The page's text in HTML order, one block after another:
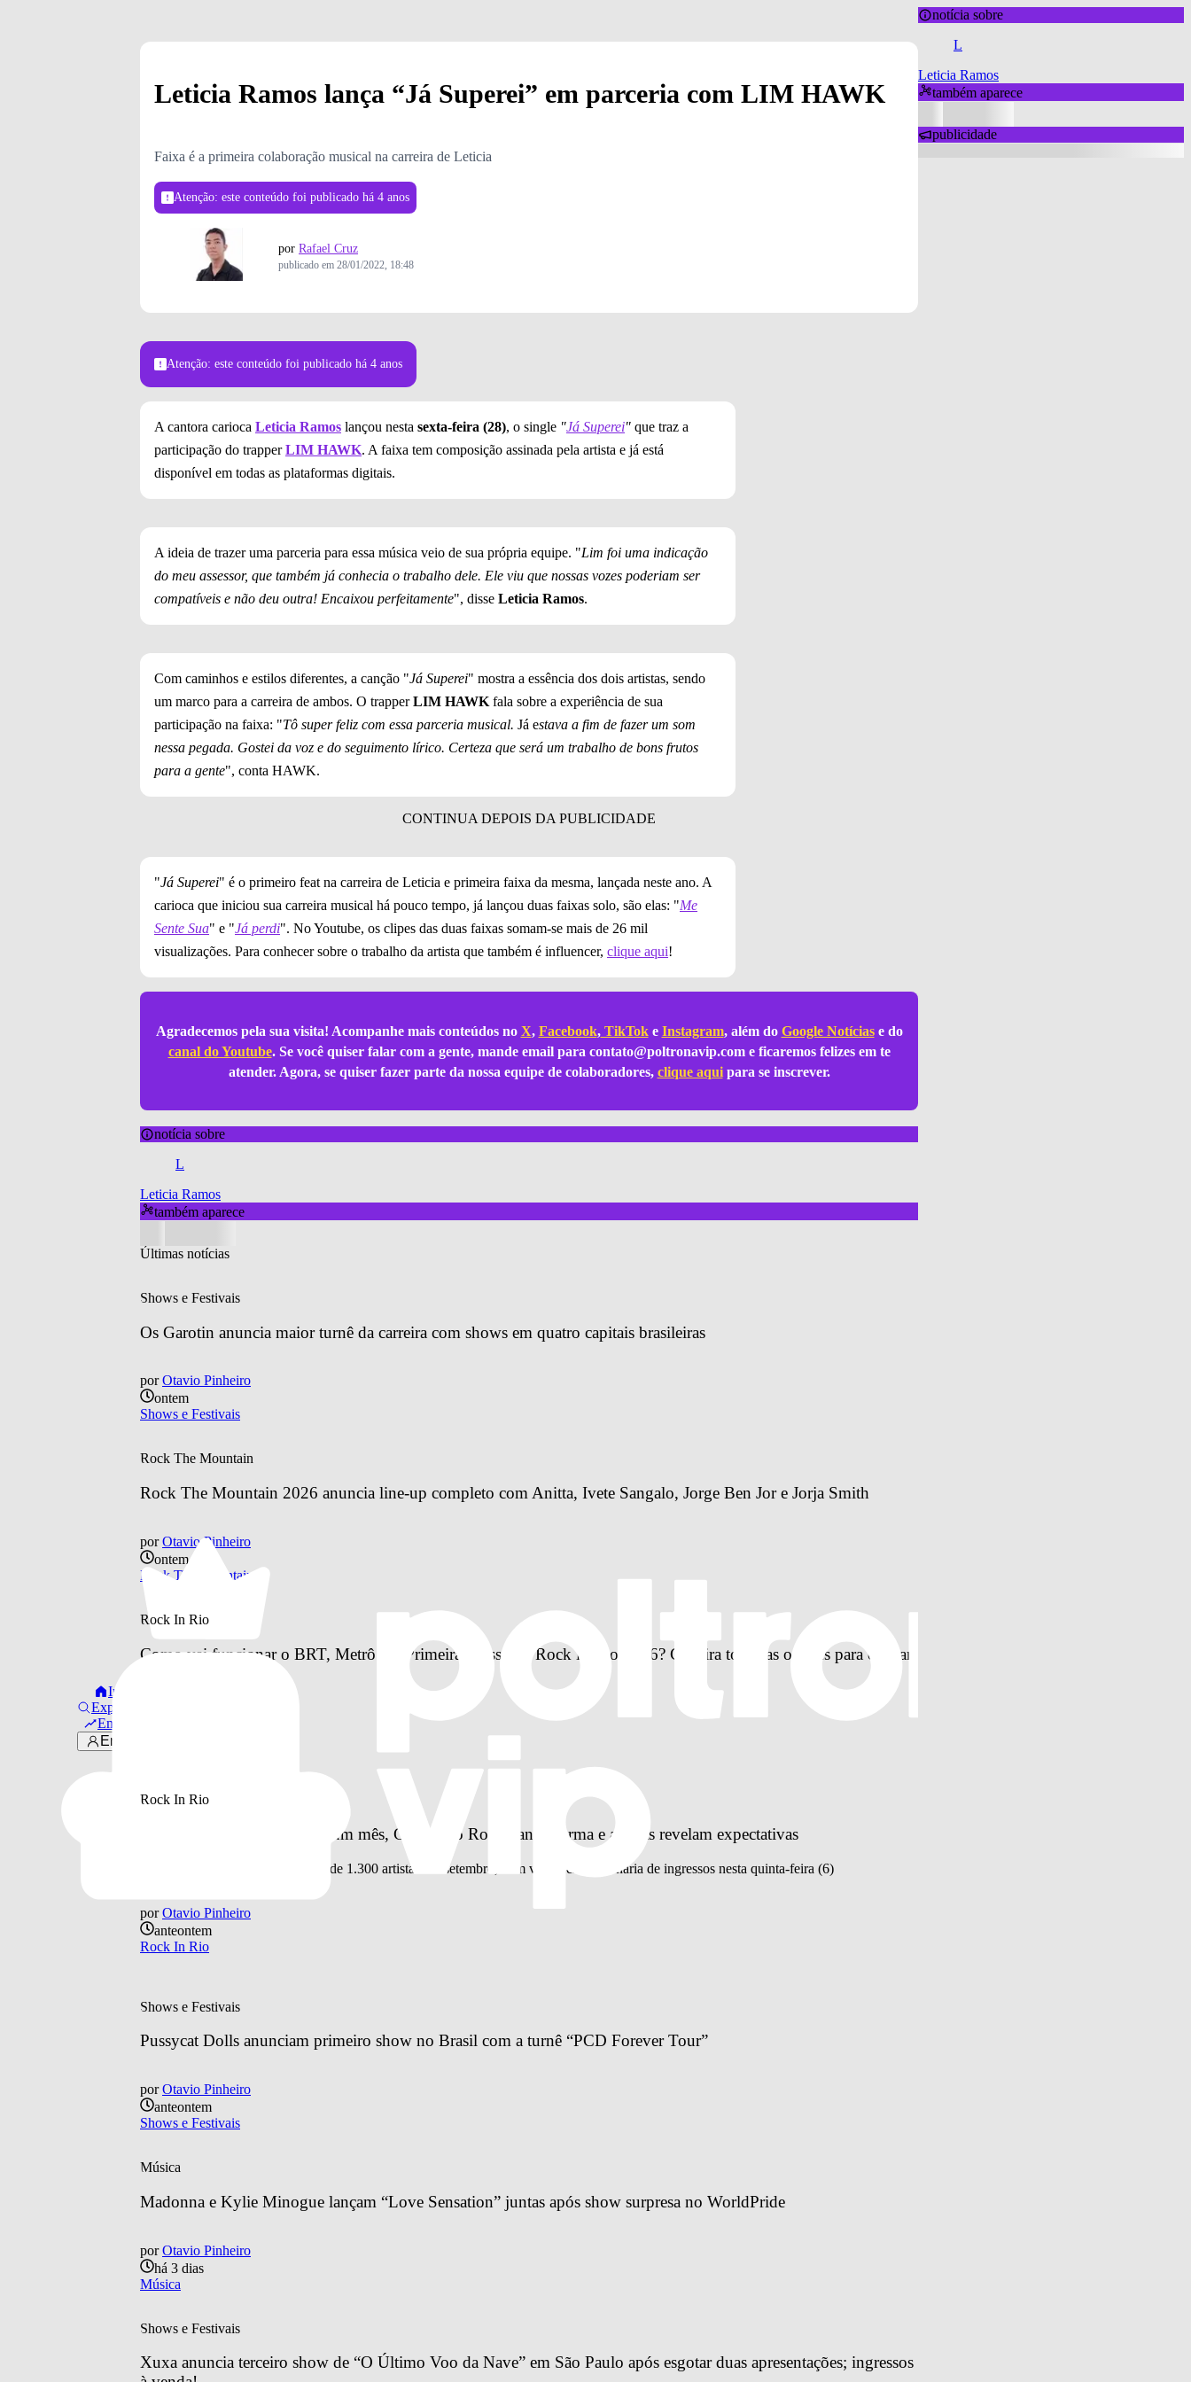
Início
Explorar
Em alta
Entrar
Leticia Ramos lança “Já Superei” em parceria com LIM HAWK
Faixa é a primeira colaboração musical na carreira de Leticia
Atenção: este conteúdo foi publicado há 4 anos
por Rafael Cruz
publicado em 28/01/2022, 18:48
Atenção: este conteúdo foi publicado há 4 anos
A cantora carioca Leticia Ramos lançou nesta sexta-feira (28), o single "Já Superei" que traz a
participação do trapperLIM HAWK. A faixa tem composição assinada pela artista e já está
disponível em todas as plataformas digitais.
A ideia de trazer uma parceria para essa música veio de sua própria equipe. "Lim foi uma indicação
do meu assessor, que também já conhecia o trabalho dele. Ele viu que nossas vozes poderiam ser
compatíveis e não deu outra! Encaixou perfeitamente", disse Leticia Ramos.
Com caminhos e estilos diferentes, a canção "Já Superei" mostra a essência dos dois artistas, sendo
um marco para a carreira de ambos. O trapperLIM HAWK fala sobre a experiência de sua
participação na faixa: "Tô super feliz com essa parceria musical. Já estava a fim de fazer um som
nessa pegada. Gostei da voz e do seguimento lírico. Certeza que será um trabalho de bons frutos
para a gente", conta HAWK.
"Já Superei" é o primeiro feat na carreira de Leticia e primeira faixa da mesma, lançada neste ano. A
carioca que iniciou sua carreira musical há pouco tempo, já lançou duas faixas solo, são elas: "Me
Sente Sua" e "Já perdi". No Youtube, os clipes das duas faixas somam-se mais de 26 mil
visualizações. Para conhecer sobre o trabalho da artista que também é influencer, clique aqui!
Agradecemos pela sua visita! Acompanhe mais conteúdos no X, Facebook,TikToke Instagram, além do Google Notíciase do
canal do Youtube. Se você quiser falar com a gente, mande email para contato@poltronavip.come ficaremos felizes em te
atender. Agora, se quiser fazer parte da nossa equipe de colaboradores, clique aquipara se inscrever.
notícia sobre
L
Leticia Ramos
também aparece
Últimas notícias
Shows e Festivais
Os Garotin anuncia maior turnê da carreira com shows em quatro capitais brasileiras
por Otavio Pinheiro
ontem
Shows e Festivais
Rock The Mountain
Rock The Mountain 2026 anuncia line-up completo com Anitta, Ivete Sangalo, Jorge Ben Jor e Jorja Smith
por Otavio Pinheiro
ontem
Rock The Mountain
Rock In Rio
Como vai funcionar o BRT, Metrô e o Primeira Classe no Rock in Rio 2026? Confira todas as opções para chegar
Rock In Rio
Rock in Rio 2026: faltando um mês, Cidade do Rock ganha forma e artistas revelam expectativas
Festival recebe 190 shows e mais de 1.300 artistas em setembro, com venda extraordinária de ingressos nesta quinta-feira (6)
por Otavio Pinheiro
anteontem
Rock In Rio
Shows e Festivais
Pussycat Dolls anunciam primeiro show no Brasil com a turnê “PCD Forever Tour”
por Otavio Pinheiro
anteontem
Shows e Festivais
Música
Madonna e Kylie Minogue lançam “Love Sensation” juntas após show surpresa no WorldPride
por Otavio Pinheiro
há 3 dias
Música
Shows e Festivais
Xuxa anuncia terceiro show de “O Último Voo da Nave” em São Paulo após esgotar duas apresentações; ingressos
notícia sobre
L
Leticia Ramos
também aparece
publicidade